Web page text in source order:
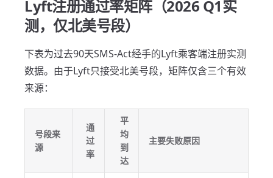
Lyft注册通过率矩阵（2026 Q1实
测，仅北美号段）
下表为过去90天SMS-Act经手的Lyft乘客端注册实测
数据。由于Lyft只接受北美号段，矩阵仅含三个有效
来源：
号段来
源
通
过
率
平
均
到
达
主要失败原因